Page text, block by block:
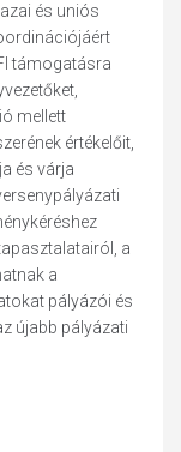
és uniós
támogatásra
mellett
értékelőit,
és várja
a
a
pályázói és
újabb pályázati